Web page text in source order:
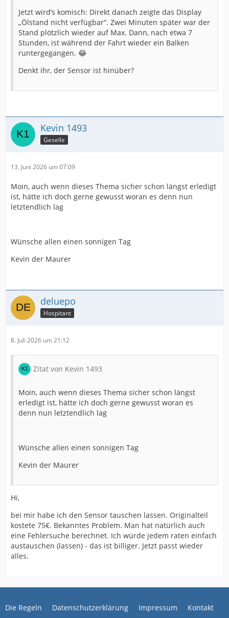
Jetzt wird’s komisch: Direkt danach zeigte das Display
„Ölstand nicht verfügbar“. Zwei Minuten später war der
Stand plötzlich wieder auf Max. Dann, nach etwa 7
Stunden, ist während der Fahrt wieder ein Balken
runtergegangen. 😂
Denkt ihr, der Sensor ist hinüber?
Kevin 1493
Geselle
13. Juni 2026 um 07:09
Moin, auch wenn dieses Thema sicher schon längst erledigt
ist, hätte ich doch gerne gewusst woran es denn nun
letztendlich lag
Wünsche allen einen sonnigen Tag
Kevin der Maurer
deluepo
Hospitant
8. Juli 2026 um 21:12
Zitat von Kevin 1493
Moin, auch wenn dieses Thema sicher schon längst
erledigt ist, hätte ich doch gerne gewusst woran es
denn nun letztendlich lag
Wünsche allen einen sonnigen Tag
Kevin der Maurer
Hi,
bei mir habe ich den Sensor tauschen lassen. Originalteil
kostete 75€. Bekanntes Problem. Man hat natürlich auch
eine Fehlersuche berechnet. Ich würde jedem raten einfach
austauschen (lassen) - das ist billiger. Jetzt passt wieder
alles.
Die Regeln Datenschutzerklärung Impressum Kontakt